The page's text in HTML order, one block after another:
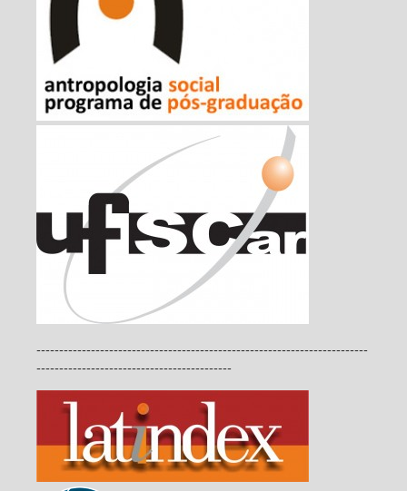
-------------------------------------------------------------------------
-------------------------------------------